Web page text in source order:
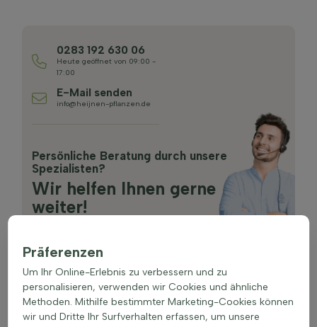
0283 192 630 06
Heute geöffnet von 09:00 -
17:00
E-Mail senden
info@heijnen-pflanzen.de
Persönliche Beratung durch unsere
Spezialisten?
Wir helfen Ihnen gerne
weiter!
Präferenzen
Um Ihr Online-Erlebnis zu verbessern und zu
personalisieren, verwenden wir Cookies und ähnliche
Methoden. Mithilfe bestimmter Marketing-Cookies können
wir und Dritte Ihr Surfverhalten erfassen, um unsere